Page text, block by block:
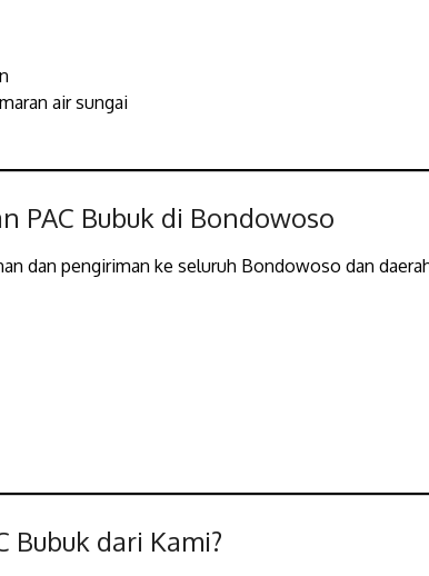
air sungai
PAC Bubuk di Bondowoso
dan pengiriman ke seluruh Bondowoso dan
Bubuk dari Kami?